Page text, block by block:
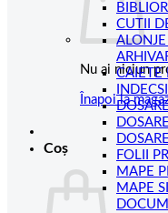
Nu ai niciun
Înapoi la
Coș
CUTII
CAIETE
FOLII
MAPE
MAPE